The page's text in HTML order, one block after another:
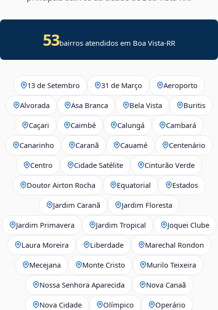
53bairros atendidos em Boa Vista-RR
13 de Setembro 31 de Março Aeroporto
Alvorada Asa Branca Bela Vista Buritis
Caçari Caimbé Calungá Cambará
Canarinho Caranã Cauamé Centenário
Centro Cidade Satélite Cinturão Verde
Doutor Airton Rocha Equatorial Estados
Jardim Caranã Jardim Floresta
Jardim Primavera Jardim Tropical Joquei Clube
Laura Moreira Liberdade Marechal Rondon
Mecejana Monte Cristo Murilo Teixeira
Nossa Senhora Aparecida Nova Canaã
Nova Cidade Olímpico Operário